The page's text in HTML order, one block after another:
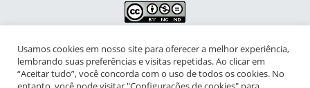
NIPIAC – Núcleo Interdisciplinar de Pesquisa para a Infância e
Adolescência Contemporâneas
Usamos cookies em nosso site para oferecer a melhor experiência,
lembrando suas preferências e visitas repetidas. Ao clicar em
“Aceitar tudo”, você concorda com o uso de todos os cookies. No